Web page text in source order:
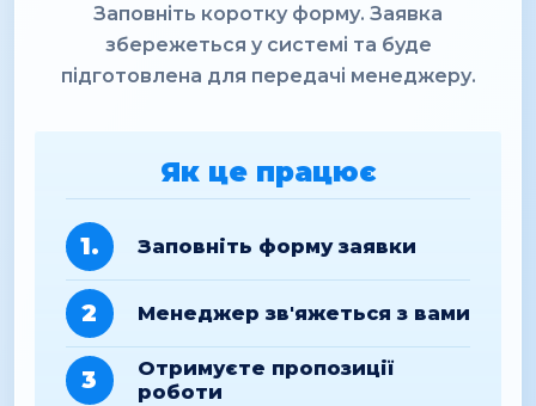
Заповніть коротку форму. Заявка
збережеться у системі та буде
підготовлена для передачі менеджеру.
Як це працює
1. Заповніть форму заявки
2 Менеджер зв'яжеться з вами
3
Отримуєте пропозиції
роботи